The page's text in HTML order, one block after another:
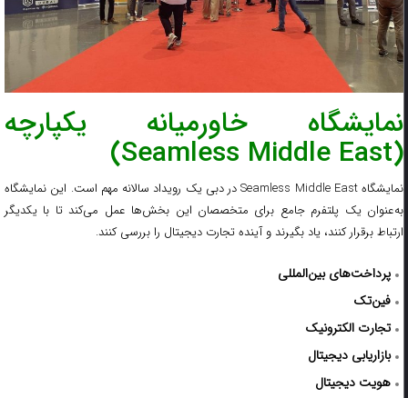
نمایشگاه خاورمیانه یکپارچه
(Seamless Middle East)
نمایشگاه Seamless Middle East در دبی یک رویداد سالانه مهم است. این نمایشگاه
به‌عنوان یک پلتفرم جامع برای متخصصان این بخش‌ها عمل می‌کند تا با یکدیگر
ارتباط برقرار کنند، یاد بگیرند و آینده تجارت دیجیتال را بررسی کنند.
پرداخت‌های بین‌المللی
فین‌تک
تجارت الکترونیک
بازاریابی دیجیتال
هویت دیجیتال